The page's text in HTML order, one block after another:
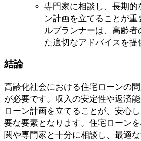
専門家に相談し、長期
ン計画を立てることが
ルプランナーは、高齢
た適切なアドバイスを提
結論
高齢化社会における住宅ローンの
が必要です。収入の安定性や返済
ローン計画を立てることが、安心
要な要素となります。住宅ローン
関や専門家と十分に相談し、最適